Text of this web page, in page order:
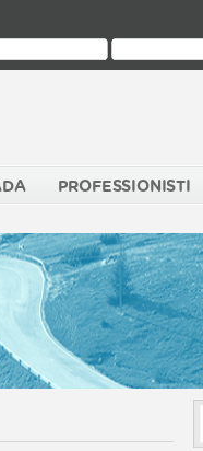
PROFESSIONISTI